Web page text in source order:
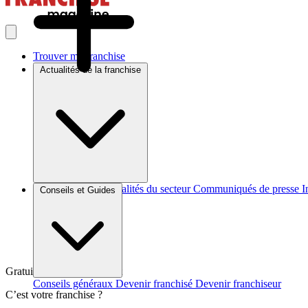
Trouver ma franchise
Actualités de la franchise
Brèves et actus Actualités du secteur Communiqués de presse
Conseils et Guides
Conseils généraux Devenir franchisé Devenir franchiseur
Gratuit et sans engagement
C’est votre franchise ?